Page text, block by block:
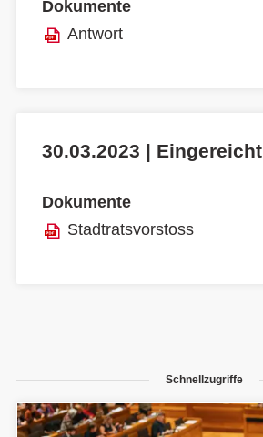
Dokumente
Antwort
30.03.2023 | Eingereicht
Dokumente
Stadtratsvorstoss
Schnellzugriffe